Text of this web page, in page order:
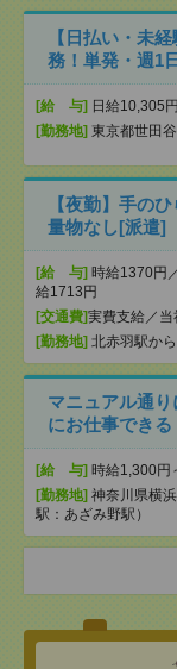
【日払い・未
務！単発・週1
[給 与] 日給10,305
[勤務地] 東京都世田
【夜勤】手の
量物なし[派遣]
[給 与] 時給1370円
給1713円
[交通費]実費支給／当
[勤務地] 北赤羽駅か
マニュアル通
にお仕事でき
[給 与] 時給1,300円
[勤務地] 神奈川県横
駅：あざみ野駅）